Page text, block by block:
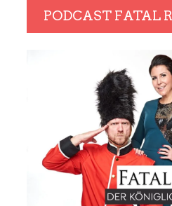
PODCAST FATAL